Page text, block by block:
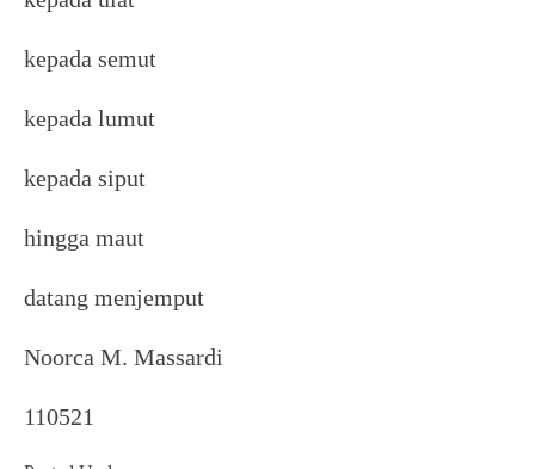
kepada semut
kepada lumut
kepada siput
hingga maut
datang menjemput
Noorca M. Massardi
110521